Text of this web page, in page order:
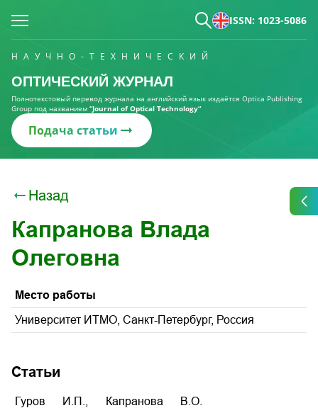
ISSN: 1023-5086
НАУЧНО-ТЕХНИЧЕСКИЙ
ОПТИЧЕСКИЙ ЖУРНАЛ
Полнотекстовый перевод журнала на английский язык издаётся Optica Publishing
Group под названием “Journal of Optical Technology“
Подача статьи
Назад
Капранова Влада
Олеговна
Место работы
Университет ИТМО, Санкт-Петербург, Россия
Статьи
Гуров И.П., Капранова В.О.